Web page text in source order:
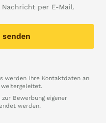
per E-Mail.
werden Ihre Kontaktdaten an
weitergeleitet.
Bewerbung eigener
werden.